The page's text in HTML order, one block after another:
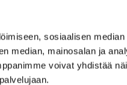
sosiaalisen
median, mainosalan ja
voivat yhdistää
MacBookeille,
Täydellinen perheille,